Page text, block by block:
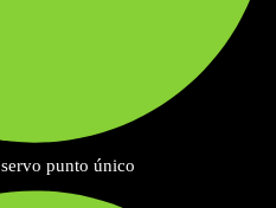
punto único